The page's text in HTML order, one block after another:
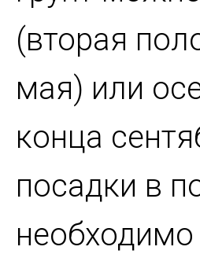
(вторая
мая) или
конца
посадки в
необходимо